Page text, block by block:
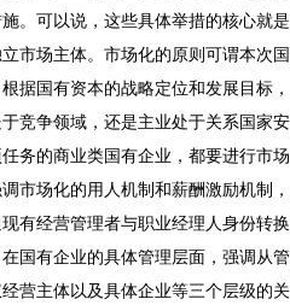
。可以说，这些具体举措的核心就
市场主体。市场化的原则可谓本次
国有资本的战略定位和发展目标
竞争领域，还是主业处于关系国家
务的商业类国有企业，都要进行市
市场化的用人机制和薪酬激励机制
有经营管理者与职业经理人身份转
国有企业的具体管理层面，强调从
营主体以及具体企业等三个层级的